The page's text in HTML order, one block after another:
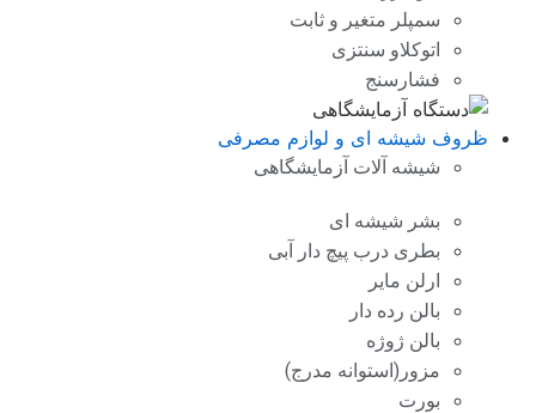
سمپلر متغیر و ثابت
اتوکلاو سنتزی
فشارسنج
ظروف شیشه ای و لوازم مصرفی
شیشه آلات آزمایشگاهی
بشر شیشه ای
بطری درب پیچ دار آبی
ارلن مایر
بالن رده دار
بالن ژوژه
مزور(استوانه مدرج)
بورت